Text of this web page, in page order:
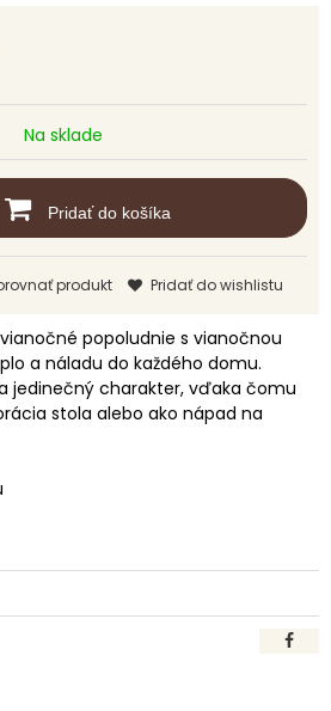
Na sklade
Pridať do košíka
produkt Pridať do wishlistu
popoludnie s vianočnou
a náladu do každého domu.
jedinečný charakter, vďaka čomu
stola alebo ako nápad na